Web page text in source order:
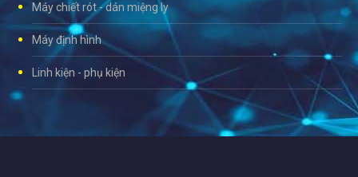
Máy chiết rót - dán miệng ly
Máy định hình
Linh kiện - phụ kiện